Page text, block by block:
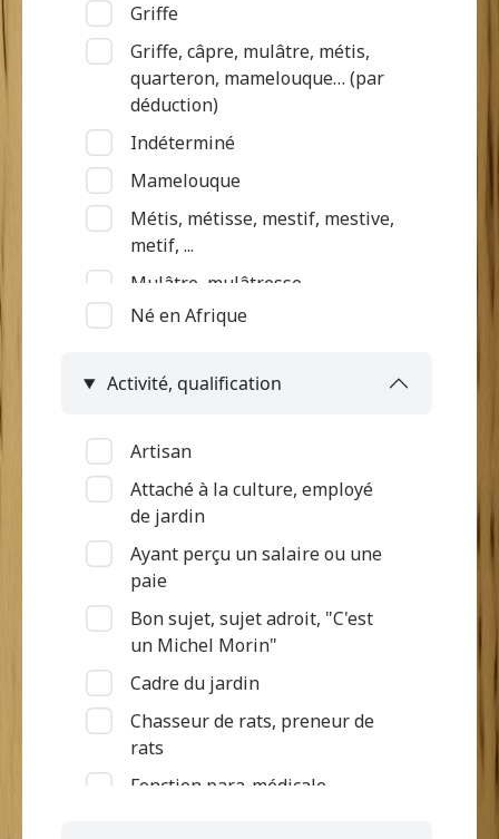
Griffe
Griffe, câpre, mulâtre, métis,
quarteron, mamelouque… (par
déduction)
Indéterminé
Mamelouque
Métis, métisse, mestif, mestive,
metif, ...
Mulâtre, mulâtresse
Nègre (par déduction)
négritte ...
déduction)
Quarteron
Né en Afrique
Activité, qualification
Artisan
Attaché à la culture, employé
de jardin
Ayant perçu un salaire ou une
paie
Bon sujet, sujet adroit, "C'est
un Michel Morin"
Cadre du jardin
Chasseur de rats, preneur de
rats
Fonction para-médicale